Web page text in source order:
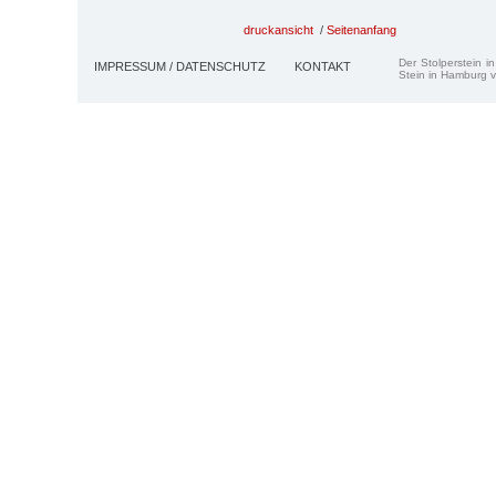
druckansicht / Seitenanfang
IMPRESSUM / DATENSCHUTZ KONTAKT
Der Stolperstein
Stein in Hamburg